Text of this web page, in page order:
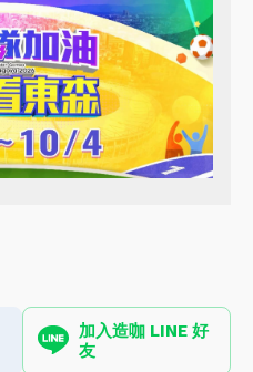
加入造咖 LINE 好
友